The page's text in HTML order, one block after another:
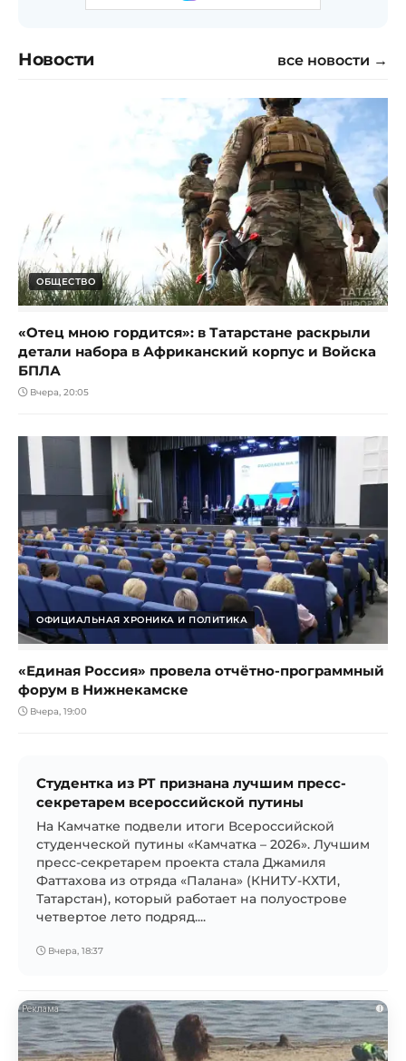
Новости все новости →
ОБЩЕСТВО
«Отец мною гордится»: в Татарстане раскрыли
детали набора в Африканский корпус и Войска
БПЛА
Вчера, 20:05
ОФИЦИАЛЬНАЯ ХРОНИКА И ПОЛИТИКА
«Единая Россия» провела отчётно-программный
форум в Нижнекамске
Вчера, 19:00
Студентка из РТ признана лучшим пресс-
секретарем всероссийской путины
На Камчатке подвели итоги Всероссийской
студенческой путины «Камчатка – 2026». Лучшим
пресс-секретарем проекта стала Джамиля
Фаттахова из отряда «Палана» (КНИТУ-КХТИ,
Татарстан), который работает на полуострове
четвертое лето подряд....
Вчера, 18:37
i